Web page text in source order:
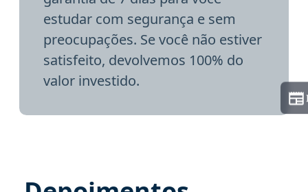
estudar com segurança e sem
preocupações. Se você não estiver
satisfeito, devolvemos 100% do
valor investido.